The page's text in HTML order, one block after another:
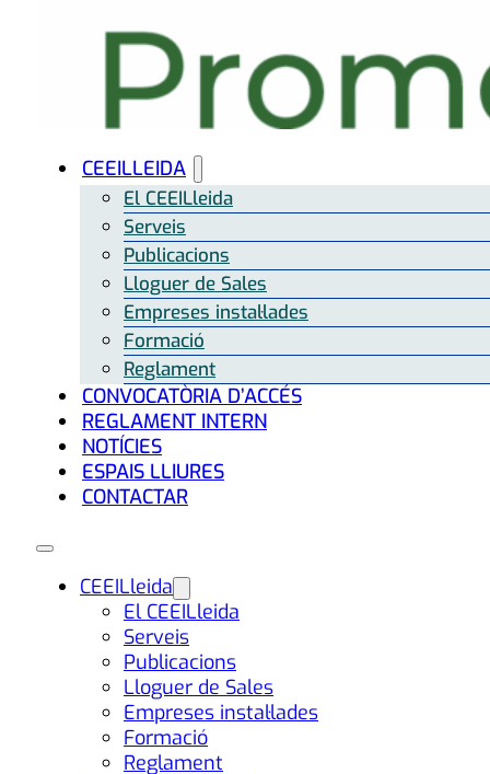
CEEILLEIDA
El CEEILleida
Serveis
Publicacions
Lloguer de Sales
Empreses instal·lades
Formació
Reglament
CONVOCATÒRIA D’ACCÉS
REGLAMENT INTERN
NOTÍCIES
ESPAIS LLIURES
CONTACTAR
CEEILleida
El CEEILleida
Serveis
Publicacions
Lloguer de Sales
Empreses instal·lades
Formació
Reglament